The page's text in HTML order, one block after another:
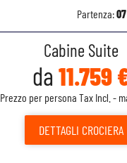
Partenza:
Cabine Suite
da 11.759
Prezzo per persona Tax Incl. -
DETTAGLI CROCIERA